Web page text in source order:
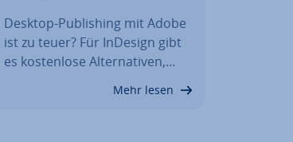
Desktop-Pu­bli­shing mit Adobe
ist zu teuer? Für InDesign gibt
es kos­ten­lo­se Al­ter­na­ti­ven,…
Mehr lesen